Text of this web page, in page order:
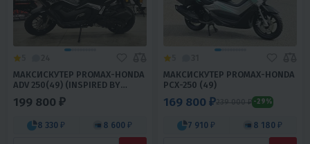
МАКСИСКУТЕР PROMAX-HONDA
ADV 250(49) (INSPIRED BY
199 800 ₽
8 330 ₽ 8 600 ₽
МАКСИСКУТЕР PROMAX-HONDA
PCX-250 (49)
169 800 ₽239 000 ₽ -29%
7 910 ₽ 8 180 ₽